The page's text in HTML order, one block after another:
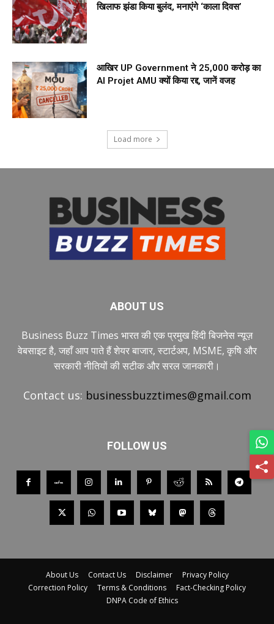
खिलाफ झंडा किया बुलंद, मनाएंगे ‘काला दिवस’
आखिर UP Government ने ₹25,000 करोड़ का
AI Projet AMU क्यों किया रद्द, जानें वजह
Load more
ABOUT US
Business Buzz Times भारत की एक प्रमुख हिंदी बिजनेस न्यूज़
वेबसाइट है, जहाँ आप पाते हैं शेयर बाजार, स्टार्टअप, MSME, कृषि और
सरकारी नीतियों की सटीक और सरल जानकारी।
Contact us: businessbuzztimes@gmail.com
FOLLOW US
About Us Contact Us Disclaimer
Privacy Policy
Correction Policy
Terms & Conditions
Fact-Checking Policy
DNPA Code of Ethics